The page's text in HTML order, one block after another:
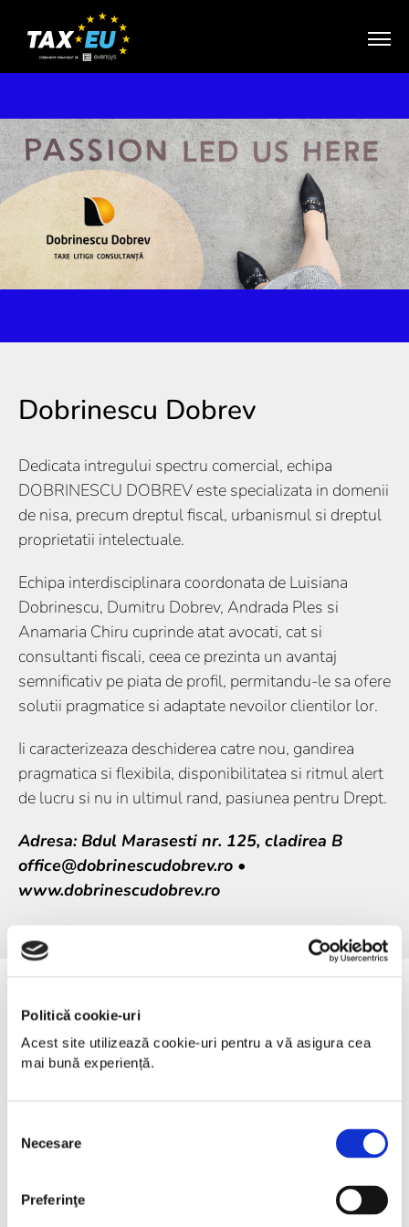
Politică cookie-uri
Acest site utilizează cookie-uri pentru a vă asigura cea
mai bună experiență.
consimțământului
Necesare
Preferinţe
Dobrinescu Dobrev
Dedicata intregului spectru comercial, echipa
DOBRINESCU DOBREV este specializata in domenii
de nisa, precum dreptul fiscal, urbanismul si dreptul
proprietatii intelectuale.
Echipa interdisciplinara coordonata de Luisiana
Dobrinescu, Dumitru Dobrev, Andrada Ples si
Anamaria Chiru cuprinde atat avocati, cat si
consultanti fiscali, ceea ce prezinta un avantaj
semnificativ pe piata de profil, permitandu-le sa ofere
solutii pragmatice si adaptate nevoilor clientilor lor.
Ii caracterizeaza deschiderea catre nou, gandirea
pragmatica si flexibila, disponibilitatea si ritmul alert
de lucru si nu in ultimul rand, pasiunea pentru Drept.
Adresa: Bdul Marasesti nr. 125, cladirea B
office@dobrinescudobrev.ro •
www.dobrinescudobrev.ro
Vorbitori